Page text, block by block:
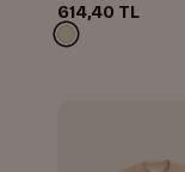
614,40 TL